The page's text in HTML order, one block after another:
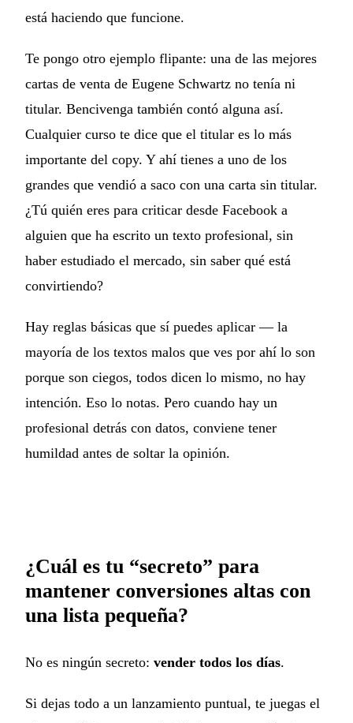
está haciendo que funcione.
Te pongo otro ejemplo flipante: una de las mejores
cartas de venta de Eugene Schwartz no tenía ni
titular. Bencivenga también contó alguna así.
Cualquier curso te dice que el titular es lo más
importante del copy. Y ahí tienes a uno de los
grandes que vendió a saco con una carta sin titular.
¿Tú quién eres para criticar desde Facebook a
alguien que ha escrito un texto profesional, sin
haber estudiado el mercado, sin saber qué está
convirtiendo?
Hay reglas básicas que sí puedes aplicar — la
mayoría de los textos malos que ves por ahí lo son
porque son ciegos, todos dicen lo mismo, no hay
intención. Eso lo notas. Pero cuando hay un
profesional detrás con datos, conviene tener
humildad antes de soltar la opinión.
¿Cuál es tu “secreto” para
mantener conversiones altas con
una lista pequeña?
No es ningún secreto: vender todos los días.
Si dejas todo a un lanzamiento puntual, te juegas el